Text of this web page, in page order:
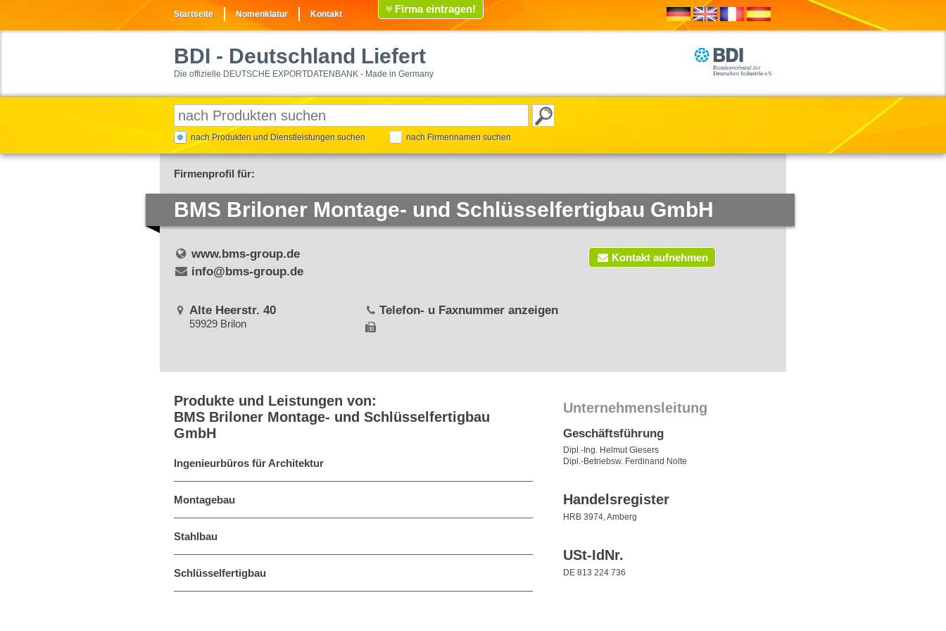
Startseite Nomenklatur Kontakt Firma eintragen!
BDI - Deutschland Liefert
Die offizielle DEUTSCHE EXPORTDATENBANK - Made in Germany
nach Produkten und Dienstleistungen suchen nach Firmennamen suchen
Firmenprofil für:
BMS Briloner Montage- und Schlüsselfertigbau GmbH
Kontakt aufnehmen
www.bms-group.de
info@bms-group.de
Alte Heerstr. 40
59929 Brilon
Telefon- u Faxnummer anzeigen
Produkte und Leistungen von:
BMS Briloner Montage- und Schlüsselfertigbau
GmbH
Ingenieurbüros für Architektur
Montagebau
Stahlbau
Schlüsselfertigbau
Unternehmensleitung
Geschäftsführung
Dipl.-Ing. Helmut Giesers
Dipl.-Betriebsw. Ferdinand Nolte
Handelsregister
HRB 3974, Amberg
USt-IdNr.
DE 813 224 736